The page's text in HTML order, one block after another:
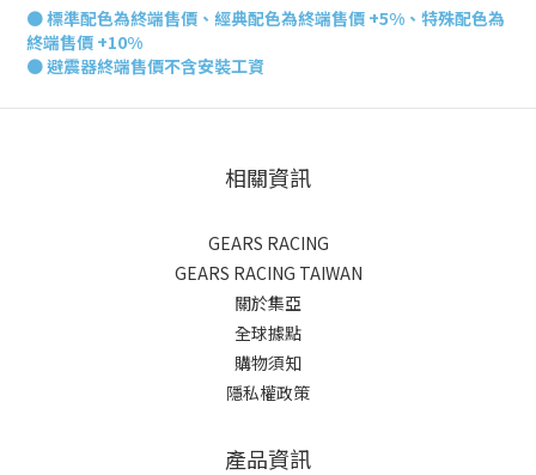
●標準配色為終端售價、經典配色為終端售價 +5%、特殊配色為
終端售價 +10%
● 避震器終端售價不含安裝工資
相關資訊
GEARS RACING
GEARS RACING TAIWAN
關於集亞
全球據點
購物須知
隱私權政策
產品資訊